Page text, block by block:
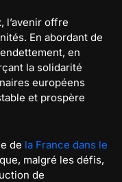
l’avenir offre
En abordant de
en
la solidarité
européens
et prospère
de la France dans le
malgré les défis,
de